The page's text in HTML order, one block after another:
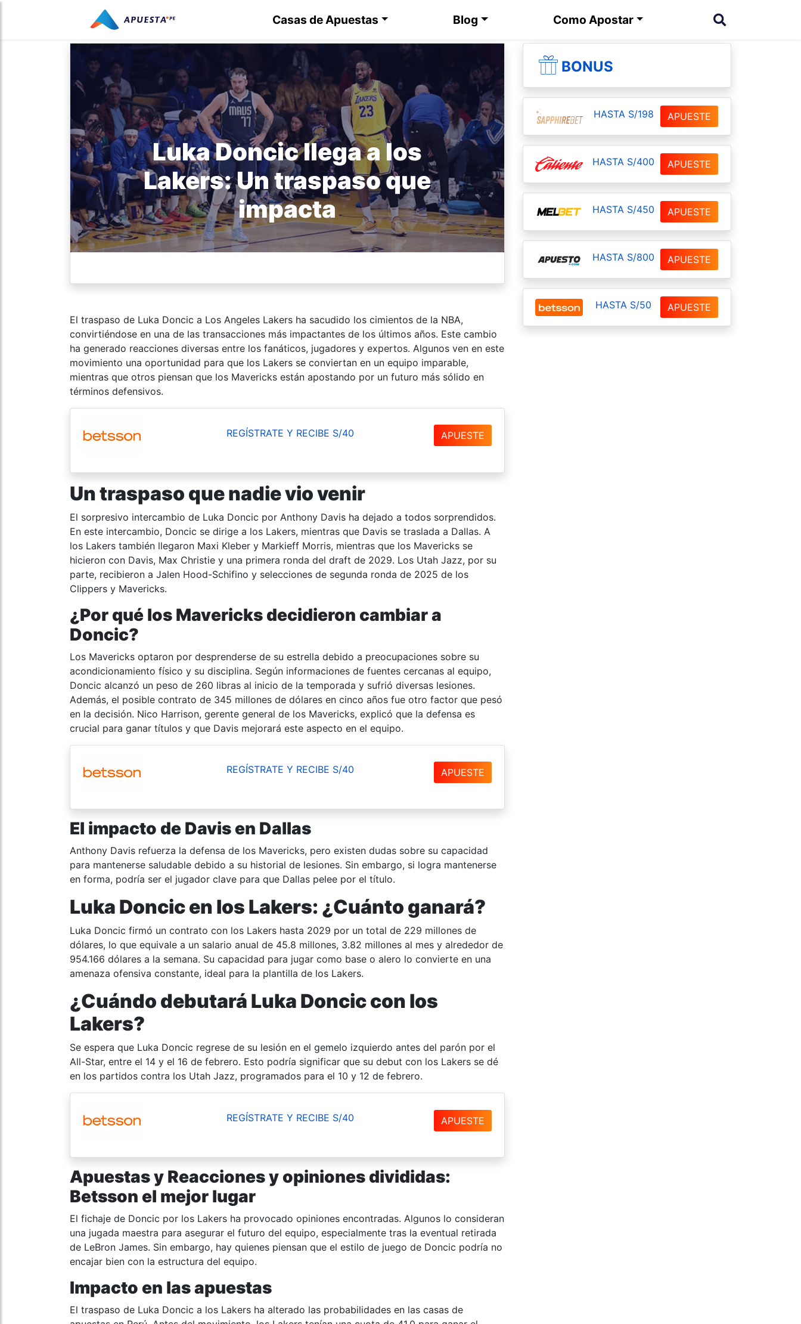
Casas de Apuestas Blog Como Apostar
Luka Doncic llega a los
Lakers: Un traspaso que
impacta
El traspaso de Luka Doncic a Los Angeles Lakers ha sacudido los cimientos de la NBA,
convirtiéndose en una de las transacciones más impactantes de los últimos años. Este cambio
ha generado reacciones diversas entre los fanáticos, jugadores y expertos. Algunos ven en este
movimiento una oportunidad para que los Lakers se conviertan en un equipo imparable,
mientras que otros piensan que los Mavericks están apostando por un futuro más sólido en
términos defensivos.
REGÍSTRATE Y RECIBE S/40 APUESTE
Un traspaso que nadie vio venir
El sorpresivo intercambio de Luka Doncic por Anthony Davis ha dejado a todos sorprendidos.
En este intercambio, Doncic se dirige a los Lakers, mientras que Davis se traslada a Dallas. A
los Lakers también llegaron Maxi Kleber y Markieff Morris, mientras que los Mavericks se
hicieron con Davis, Max Christie y una primera ronda del draft de 2029. Los Utah Jazz, por su
parte, recibieron a Jalen Hood-Schifino y selecciones de segunda ronda de 2025 de los
Clippers y Mavericks.
¿Por qué los Mavericks decidieron cambiar a
Doncic?
Los Mavericks optaron por desprenderse de su estrella debido a preocupaciones sobre su
acondicionamiento físico y su disciplina. Según informaciones de fuentes cercanas al equipo,
Doncic alcanzó un peso de 260 libras al inicio de la temporada y sufrió diversas lesiones.
Además, el posible contrato de 345 millones de dólares en cinco años fue otro factor que pesó
en la decisión. Nico Harrison, gerente general de los Mavericks, explicó que la defensa es
crucial para ganar títulos y que Davis mejorará este aspecto en el equipo.
REGÍSTRATE Y RECIBE S/40 APUESTE
El impacto de Davis en Dallas
Anthony Davis refuerza la defensa de los Mavericks, pero existen dudas sobre su capacidad
para mantenerse saludable debido a su historial de lesiones. Sin embargo, si logra mantenerse
en forma, podría ser el jugador clave para que Dallas pelee por el título.
Luka Doncic en los Lakers: ¿Cuánto ganará?
Luka Doncic firmó un contrato con los Lakers hasta 2029 por un total de 229 millones de
dólares, lo que equivale a un salario anual de 45.8 millones, 3.82 millones al mes y alrededor de
954.166 dólares a la semana. Su capacidad para jugar como base o alero lo convierte en una
amenaza ofensiva constante, ideal para la plantilla de los Lakers.
¿Cuándo debutará Luka Doncic con los
Lakers?
Se espera que Luka Doncic regrese de su lesión en el gemelo izquierdo antes del parón por el
All-Star, entre el 14 y el 16 de febrero. Esto podría significar que su debut con los Lakers se dé
en los partidos contra los Utah Jazz, programados para el 10 y 12 de febrero.
REGÍSTRATE Y RECIBE S/40 APUESTE
Apuestas y Reacciones y opiniones divididas:
Betsson el mejor lugar
El fichaje de Doncic por los Lakers ha provocado opiniones encontradas. Algunos lo consideran
una jugada maestra para asegurar el futuro del equipo, especialmente tras la eventual retirada
de LeBron James. Sin embargo, hay quienes piensan que el estilo de juego de Doncic podría no
encajar bien con la estructura del equipo.
Impacto en las apuestas
El traspaso de Luka Doncic a los Lakers ha alterado las probabilidades en las casas de
BONUS
HASTA S/198 APUESTE
HASTA S/400 APUESTE
HASTA S/450 APUESTE
HASTA S/800 APUESTE
HASTA S/50 APUESTE